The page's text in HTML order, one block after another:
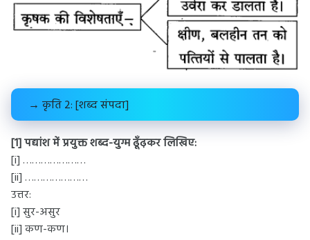
→ कृति 2: [शब्द संपदा]
[1] पद्यांश में प्रयुक्त शब्द-युग्म ढूँढ़कर लिखिए:
[i] …………………
[ii] …………………
उत्तर:
[i] सुर-असुर
[ii] कण-कण।